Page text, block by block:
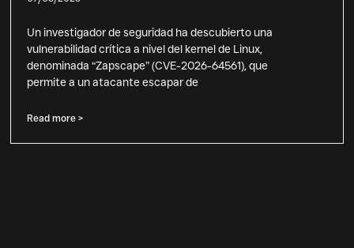
Un investigador de seguridad ha descubierto una
vulnerabilidad crítica a nivel del kernel de Linux,
denominada “Zapscape” (CVE-2026-64561), que
permite a un atacante escapar de
Read more >